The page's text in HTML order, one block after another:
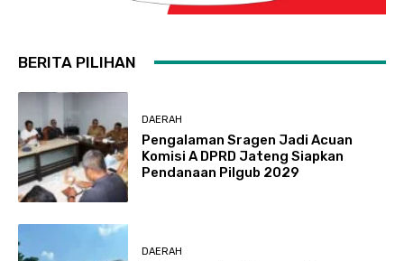
BERITA PILIHAN
DAERAH
Pengalaman Sragen Jadi Acuan
Komisi A DPRD Jateng Siapkan
Pendanaan Pilgub 2029
DAERAH